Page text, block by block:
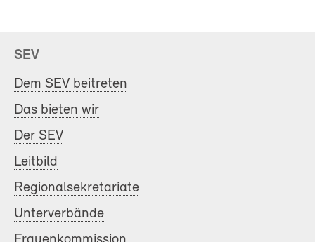
SEV
Dem SEV beitreten
Das bieten wir
Der SEV
Leitbild
Regionalsekretariate
Unterverbände